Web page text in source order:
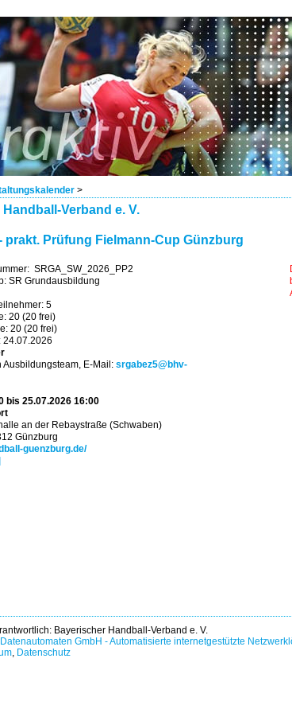
>
Verband e. V.
prakt. Prüfung Fielmann-Cup Günzburg
SRGA_SW_2026_PP2
SR Grundausbildung
5
20 (20 frei)
20 (20 frei)
24.07.2026
Ausbildungsteam, E-Mail: srgabez5@bhv-
bis 25.07.2026 16:00
an der Rebaystraße (Schwaben)
Günzburg
guenzburg.de/
Bayerischer Handball-Verband e. V.
GmbH - Automatisierte internetgestützte
, Datenschutz